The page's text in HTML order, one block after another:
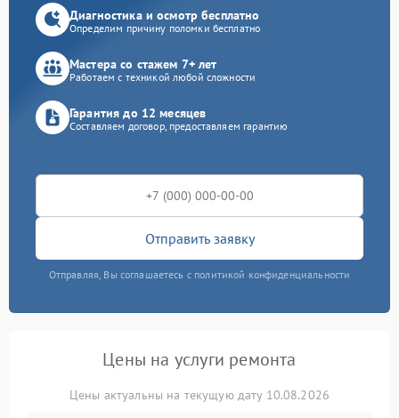
Диагностика и осмотр бесплатно
Определим причину поломки бесплатно
Мастера со стажем 7+ лет
Работаем с техникой любой сложности
Гарантия до 12 месяцев
Составляем договор, предоставляем гарантию
Отправить заявку
Отправляя, Вы соглашаетесь с политикой конфиденциальности
Цены на услуги ремонта
Цены актуальны на текущую дату 10.08.2026